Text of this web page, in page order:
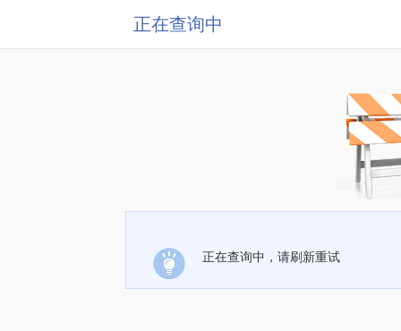
正在查询中
正在查询中，请刷新重试